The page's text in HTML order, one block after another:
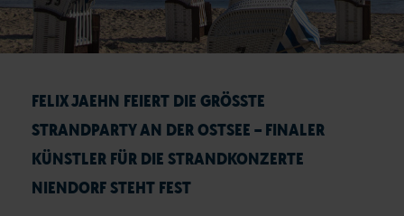
FELIX JAEHN FEIERT DIE GRÖSSTE S
TRANDPARTY AN DER OSTSEE – FINALER K
ÜNSTLER FÜR DIE STRANDKONZERTE N
IENDORF STEHT FEST